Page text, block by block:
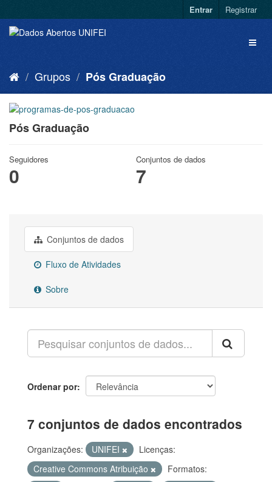
Entrar Registrar
Grupos Pós Graduação
Pós Graduação
Seguidores
0
Conjuntos de dados
7
Conjuntos de dados
Fluxo de Atividades
Sobre
Ordenar por
7 conjuntos de dados encontrados
Organizações: UNIFEI
Licenças:
Creative Commons Atribuição
Formatos: